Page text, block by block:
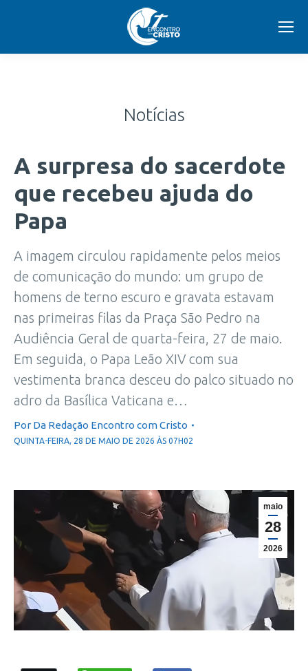
Notícias
A surpresa do sacerdote
que recebeu ajuda do
Papa
A imagem circulou rapidamente pelos meios
de comunicação do mundo: um grupo de
homens de terno escuro e gravata estavam
nas primeiras filas da Praça São Pedro na
Audiência Geral de quarta-feira, 27 de maio.
Em seguida, o Papa Leão XIV com sua
vestimenta branca desceu do palco situado no
adro da Basílica Vaticana e…
Por Da Redação Encontro com Cristo
QUINTA-FEIRA, 28 DE MAIO DE 2026 ÀS 07H02
maio
28
2026